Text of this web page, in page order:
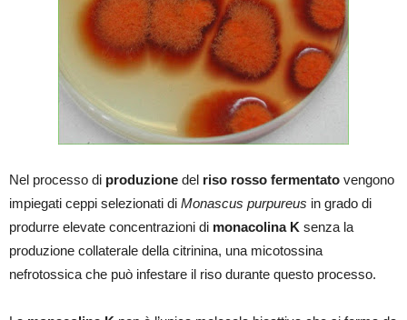
Nel processo di produzione del riso rosso fermentato vengono
impiegati ceppi selezionati di Monascus purpureus in grado di
produrre elevate concentrazioni di monacolina K senza la
produzione collaterale della citrinina, una micotossina
nefrotossica che può infestare il riso durante questo processo.